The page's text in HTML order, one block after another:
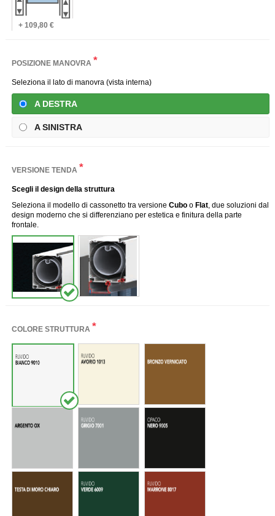
+ 109,80 €
POSIZIONE MANOVRA *
Seleziona il lato di manovra (vista interna)
A DESTRA
A SINISTRA
VERSIONE TENDA *
Scegli il design della struttura
Seleziona il modello di cassonetto tra versione Cubo o Flat , due soluzioni dal
design moderno che si differenziano per estetica e finitura della parte
frontale.
COLORE STRUTTURA *